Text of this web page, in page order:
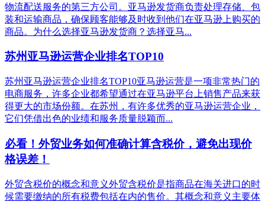
物流配送服务的第三方公司。亚马逊发货商负责处理存储、包
装和运输商品，确保顾客能够及时收到他们在亚马逊上购买的
商品。为什么选择亚马逊发货商？选择亚马...
苏州亚马逊运营企业排名TOP10
苏州亚马逊运营企业排名TOP10亚马逊运营是一项非常热门的
电商服务，许多企业都希望通过在亚马逊平台上销售产品来获
得更大的市场份额。在苏州，有许多优秀的亚马逊运营企业，
它们凭借出色的业绩和服务质量脱颖而...
必看！外贸业务如何准确计算含税价，避免出现价
格误差！
外贸含税价的概念和意义外贸含税价是指商品在海关进口的时
候需要缴纳的所有税费包括在内的售价。其概念和意义主要体